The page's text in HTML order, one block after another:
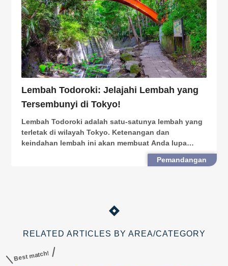
Lembah Todoroki: Jelajahi Lembah yang
Tersembunyi di Tokyo!
Lembah Todoroki adalah satu-satunya lembah yang
terletak di wilayah Tokyo. Ketenangan dan
keindahan lembah ini akan membuat Anda lupa
bahwa Anda hanya membutuhkan 20 menit untuk ke
Shibuya menggunakan kereta api. Pada musim semi,
Pemandangan
RELATED ARTICLES BY AREA/CATEGORY
Best match!